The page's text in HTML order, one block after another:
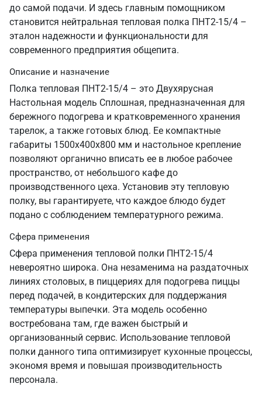
до самой подачи. И здесь главным помощником
становится нейтральная тепловая полка ПНТ2-15/4 –
эталон надежности и функциональности для
современного предприятия общепита.
Описание и назначение
Полка тепловая ПНТ2-15/4 – это Двухярусная
Настольная модель Сплошная, предназначенная для
бережного подогрева и кратковременного хранения
тарелок, а также готовых блюд. Ее компактные
габариты 1500х400х800 мм и настольное крепление
позволяют органично вписать ее в любое рабочее
пространство, от небольшого кафе до
производственного цеха. Установив эту тепловую
полку, вы гарантируете, что каждое блюдо будет
подано с соблюдением температурного режима.
Сфера применения
Сфера применения тепловой полки ПНТ2-15/4
невероятно широка. Она незаменима на раздаточных
линиях столовых, в пиццериях для подогрева пиццы
перед подачей, в кондитерских для поддержания
температуры выпечки. Эта модель особенно
востребована там, где важен быстрый и
организованный сервис. Использование тепловой
полки данного типа оптимизирует кухонные процессы,
экономя время и повышая производительность
персонала.